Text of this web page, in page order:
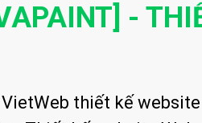
Chính
-
thiết kế